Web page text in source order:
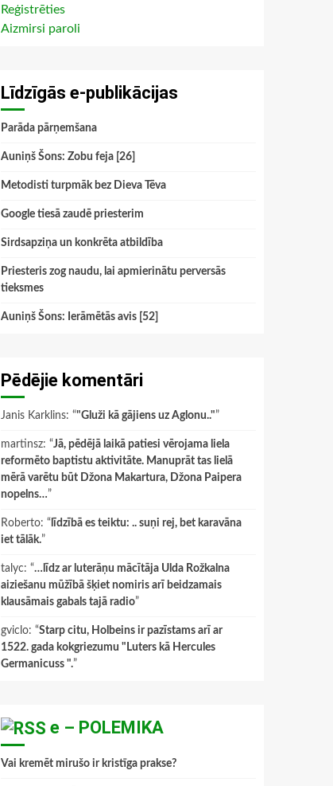
Reģistrēties
Aizmirsi paroli
Līdzīgās e-publikācijas
Parāda pārņemšana
Auniņš Šons: Zobu feja [26]
Metodisti turpmāk bez Dieva Tēva
Google tiesā zaudē priesterim
Sirdsapziņa un konkrēta atbildība
Priesteris zog naudu, lai apmierinātu perversās
tieksmes
Auniņš Šons: Ierāmētās avis [52]
Pēdējie komentāri
Janis Karklins: “"Gluži kā gājiens uz Aglonu.."”
martinsz: “Jā, pēdējā laikā patiesi vērojama liela
reformēto baptistu aktivitāte. Manuprāt tas lielā
mērā varētu būt Džona Makartura, Džona Paipera
nopelns…”
Roberto: “ līdzībā es teiktu: .. suņi rej, bet karavāna
iet tālāk.”
talyc: “…līdz ar luterāņu mācītāja Ulda Rožkalna
aiziešanu mūžībā šķiet nomiris arī beidzamais
klausāmais gabals tajā radio”
gviclo: “Starp citu, Holbeins ir pazīstams arī ar
1522. gada kokgriezumu "Luters kā Hercules
Germanicuss ".”
e – POLEMIKA
Vai kremēt mirušo ir kristīga prakse?